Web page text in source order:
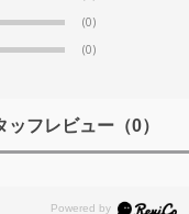
(0)
(0)
ッフレビュー（0）